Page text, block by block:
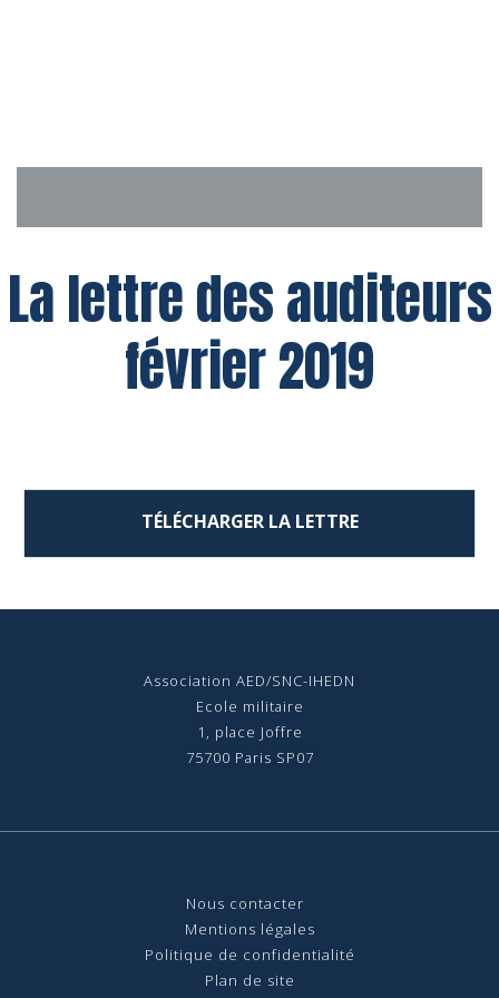
La lettre des auditeurs
février 2019
TÉLÉCHARGER LA LETTRE
Association AED/SNC-IHEDN
Ecole militaire
1, place Joffre
75700 Paris SP07
Nous contacter
Mentions légales
Politique de confidentialité
Plan de site